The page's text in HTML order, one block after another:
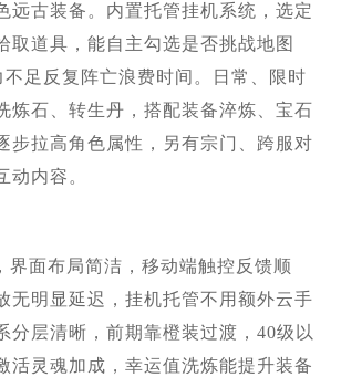
远古装备。内置托管挂机系统，选定
取道具，能自主勾选是否挑战地图
不足反复阵亡浪费时间。日常、限时
炼石、转生丹，搭配装备淬炼、宝石
步拉高角色属性，另有宗门、跨服对
动内容。
界面布局简洁，移动端触控反馈顺
无明显延迟，挂机托管不用额外云手
分层清晰，前期靠橙装过渡，40级以
活灵魂加成，幸运值洗炼能提升装备